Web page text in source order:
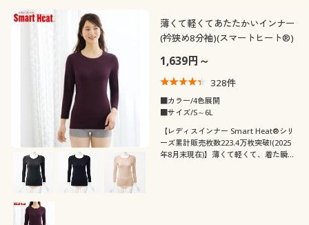
薄くて軽くてあたたかいインナー
(衿狭め8分袖)(スマートヒート®)
1,639円～
328件
■カラー/4色展開
■サイズ/S～6L
【レディスインナー Smart Heat®シリ
ーズ累計販売枚数223.4万枚突破!(2025
年8月末現在)】薄くて軽くて、着た瞬間